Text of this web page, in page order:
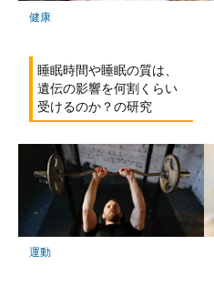
健康
睡眠時間や睡眠の質は、
遺伝の影響を何割くらい
受けるのか？の研究
運動